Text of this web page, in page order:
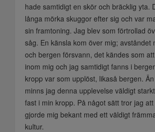
hade samtidigt en skör och bräcklig yta.
långa mörka skuggor efter sig och var
sin framtoning. Jag blev som förtrollad
såg. En känsla kom över mig; avståndet
och bergen försvann, det kändes som
inom mig och jag samtidigt fanns i
kropp var som upplöst, likaså bergen.
minns jag denna upplevelse väldigt
fast i min kropp. På något sätt tror jag
gjorde mig bekant med ett väldigt
kultur.